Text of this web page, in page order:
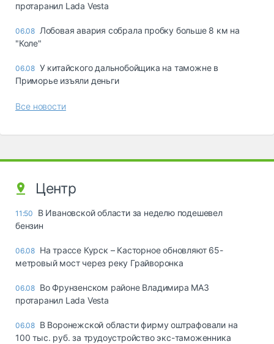
протаранил Lada Vesta
06.08 Лобовая авария собрала пробку больше 8 км на
"Коле"
06.08 У китайского дальнобойщика на таможне в
Приморье изъяли деньги
Все новости
Центр
11:50
В Ивановской области за неделю подешевел
бензин
06.08 На трассе Курск – Касторное обновляют 65-
метровый мост через реку Грайворонка
06.08 Во Фрунзенском районе Владимира МАЗ
протаранил Lada Vesta
06.08 В Воронежской области фирму оштрафовали на
100 тыс. руб. за трудоустройство экс-таможенника